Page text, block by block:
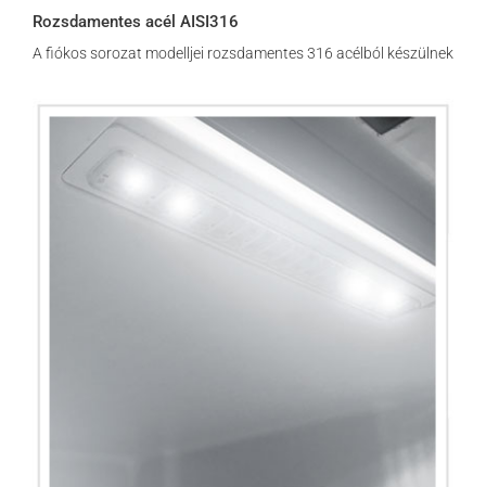
Rozsdamentes acél AISI316
A fiókos sorozat modelljei rozsdamentes 316 acélból készülnek